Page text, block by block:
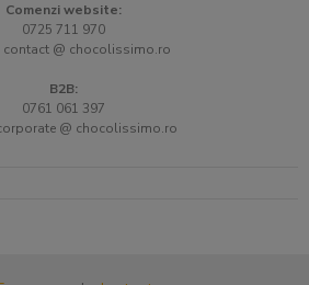
Comenzi website:
0725 711 970
contact @ chocolissimo.ro
B2B:
0761 061 397
@ chocolissimo.ro